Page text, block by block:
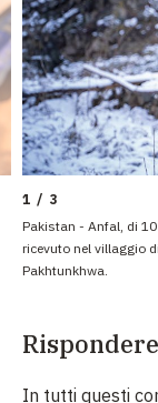
1 / 3
Pakistan - Anfal, di
ricevuto nel villaggio
Pakhtunkhwa.
In tutti questi